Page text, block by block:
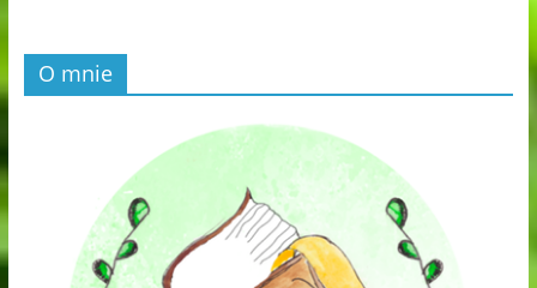
O mnie